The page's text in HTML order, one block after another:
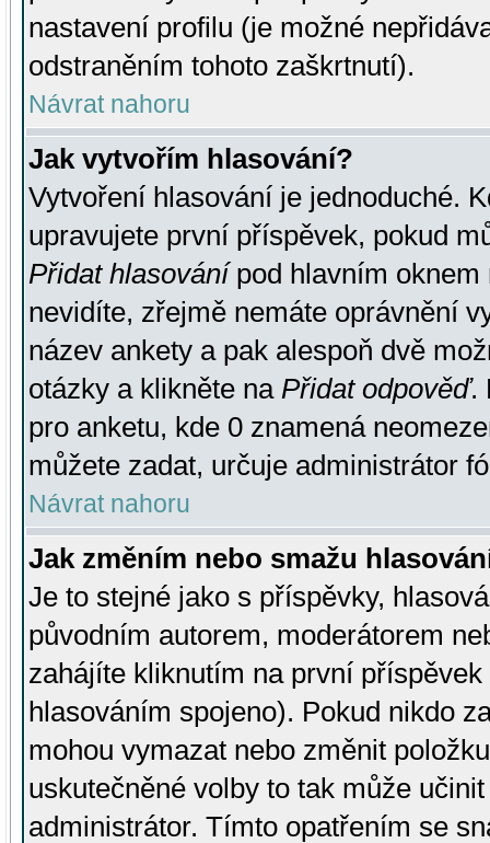
nastavení profilu (je možné
odstraněním tohoto zaškrtnutí).
Návrat nahoru
Jak vytvořím hlasování?
Vytvoření hlasování je jednoduché.
upravujete první příspěvek, pokud
Přidat hlasovánípod hlavním oknem
nevidíte, zřejmě nemáte oprávnění
název ankety a pak alespoň dvě
otázky a klikněte na Přidat odpověď.
pro anketu, kde 0 znamená
můžete zadat, určuje administrátor
Návrat nahoru
Jak změním nebo smažu
Je to stejné jako s příspěvky,
původním autorem, moderátorem
zahájíte kliknutím na první
hlasováním spojeno). Pokud nikdo
mohou vymazat nebo změnit
uskutečněné volby to tak může
administrátor. Tímto opatřením se